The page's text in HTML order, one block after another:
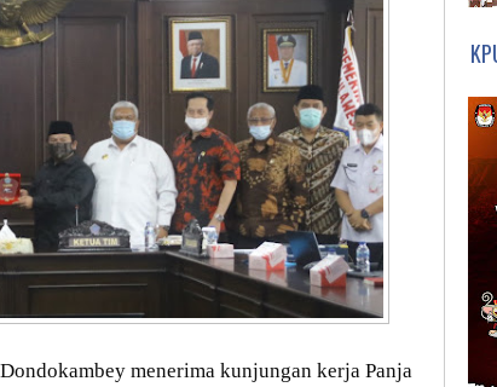
menerima kunjungan kerja Panja